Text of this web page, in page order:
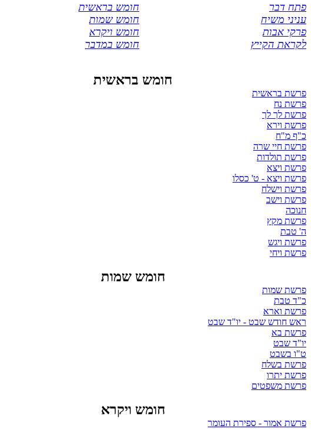
תישארב שמוח
רבד חתפ
תומש שמוח
חישמ ינינע
ארקיו שמוח
תובא יקרפ
רבדמב שמוח
ץייקה תארקל
תישארב שמוח
תישארב תשרפ
חנ תשרפ
ךל ךל תשרפ
אריו תשרפ
ח"מ ף"כ
הרש ייח תשרפ
תודלות תשרפ
אציו תשרפ
ולסכ 'ט - אציו תשרפ
חלשיו תשרפ
בשיו תשרפ
הכונח
ץקמ תשרפ
תבט 'ה
שגיו תשרפ
יחיו תשרפ
תומש שמוח
תומש תשרפ
תבט ד"כ
אראו תשרפ
טבש ד"וי - טבש שדוח שאר
אב תשרפ
טבש ד"וי
טבשב ו"ט
חלשב תשרפ
ורתי תשרפ
םיטפשמ תשרפ
ארקיו שמוח
רמועה תריפס - רומא תשרפ